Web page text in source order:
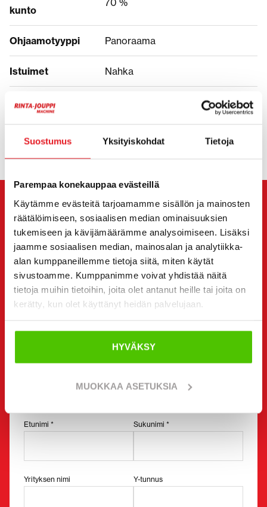
Suostumus Yksityiskohdat Tietoja
Parempaa konekauppaa evästeillä
Käytämme evästeitä tarjoamamme sisällön ja mainosten
räätälöimiseen, sosiaalisen median ominaisuuksien
tukemiseen ja kävijämäärämme analysoimiseen. Lisäksi
jaamme sosiaalisen median, mainosalan ja analytiikka-
alan kumppaneillemme tietoja siitä, miten käytät
sivustoamme. Kumppanimme voivat yhdistää näitä
tietoja muihin tietoihin, joita olet antanut heille tai joita on
kerätty, kun olet käyttänyt heidän palvelujaan.
HYVÄKSY
MUOKKAA ASETUKSIA
kunto
Ohjaamotyyppi Panoraama
Istuimet Nahka
HINTA
OTA YHTEYTTÄ MYYJÄÄN
Viesti Valtra T 175 Versu myyjälle. Hän on sinuun
yhteydessä sinulle haluamallasi tavalla.
Voit halutessasi olla suoraan yhteydessä myös
yksittäiseen myyjään. Myyjän yhteystiedot löydät sivun
Kysyä lisätietoja
Etunimi * Sukunimi *
Yrityksen nimi Y-tunnus